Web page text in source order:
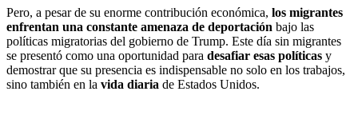
Pero, a pesar de su enorme contribución económica, los migrantes
enfrentan una constante amenaza de deportación bajo las
políticas migratorias del gobierno de Trump. Este día sin migrantes
se presentó como una oportunidad para desafiar esas políticas y
demostrar que su presencia es indispensable no solo en los trabajos,
sino también en la vida diaria de Estados Unidos.